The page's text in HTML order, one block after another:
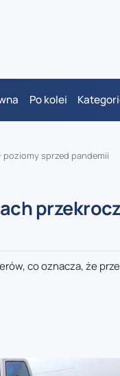
Po kolei
poziomy sprzed pandemii
co oznacza, że